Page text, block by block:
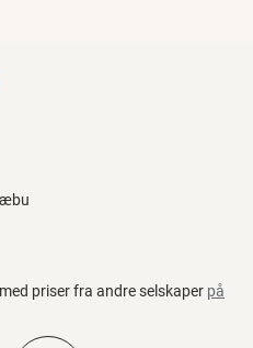
med priser fra andre selskaper på